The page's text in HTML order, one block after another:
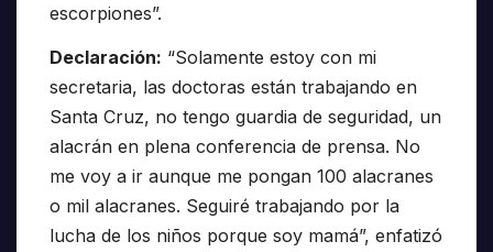
escorpiones”.
Declaración: “Solamente estoy con mi
secretaria, las doctoras están trabajando en
Santa Cruz, no tengo guardia de seguridad, un
alacrán en plena conferencia de prensa. No
me voy a ir aunque me pongan 100 alacranes
o mil alacranes. Seguiré trabajando por la
lucha de los niños porque soy mamá”, enfatizó